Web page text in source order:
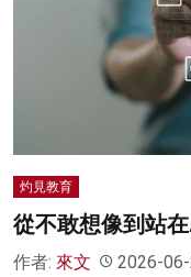
灼見教育
從不敢想像到站
作者: 來文 2026-